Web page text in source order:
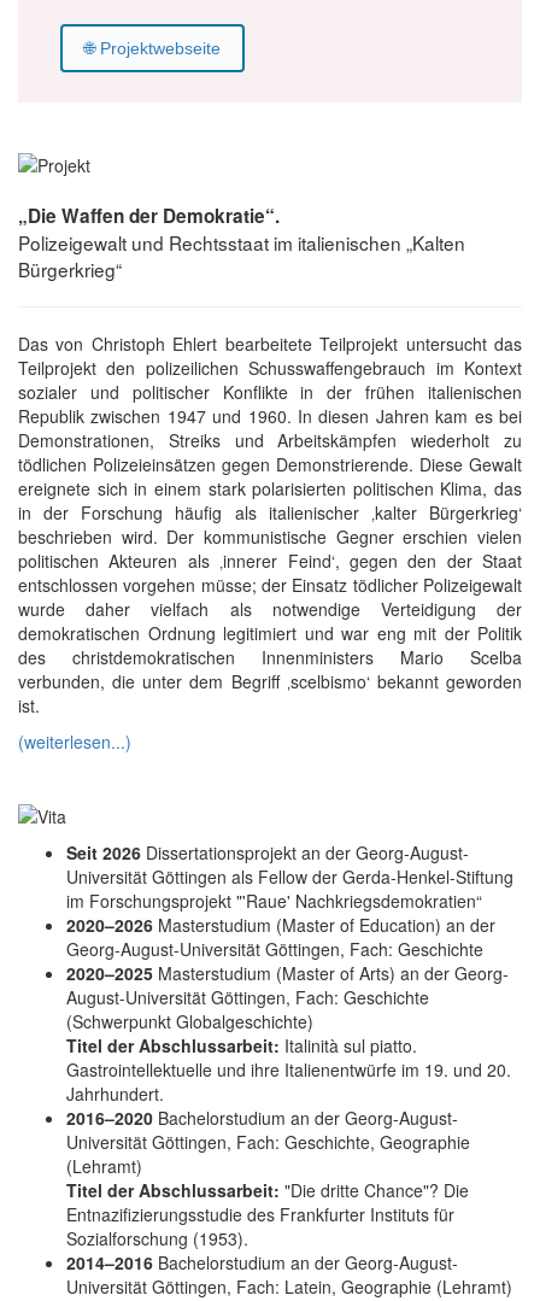
🌐 Projektwebseite
„Die Waffen der Demokratie“.
Polizeigewalt und Rechtsstaat im italienischen „Kalten
Bürgerkrieg“
Das von Christoph Ehlert bearbeitete Teilprojekt untersucht das
Teilprojekt den polizeilichen Schusswaffengebrauch im Kontext
sozialer und politischer Konflikte in der frühen italienischen
Republik zwischen 1947 und 1960. In diesen Jahren kam es bei
Demonstrationen, Streiks und Arbeitskämpfen wiederholt zu
tödlichen Polizeieinsätzen gegen Demonstrierende. Diese Gewalt
ereignete sich in einem stark polarisierten politischen Klima, das
in der Forschung häufig als italienischer ‚kalter Bürgerkrieg‘
beschrieben wird. Der kommunistische Gegner erschien vielen
politischen Akteuren als ‚innerer Feind‘, gegen den der Staat
entschlossen vorgehen müsse; der Einsatz tödlicher Polizeigewalt
wurde daher vielfach als notwendige Verteidigung der
demokratischen Ordnung legitimiert und war eng mit der Politik
des christdemokratischen Innenministers Mario Scelba
verbunden, die unter dem Begriff ‚scelbismo‘ bekannt geworden
ist.
(weiterlesen...)
Seit 2026 Dissertationsprojekt an der Georg-August-
Universität Göttingen als Fellow der Gerda-Henkel-Stiftung
im Forschungsprojekt "'Raue' Nachkriegsdemokratien“
2020–2026 Masterstudium (Master of Education) an der
Georg-August-Universität Göttingen, Fach: Geschichte
2020–2025 Masterstudium (Master of Arts) an der Georg-
August-Universität Göttingen, Fach: Geschichte
(Schwerpunkt Globalgeschichte)
Titel der Abschlussarbeit: Italinità sul piatto.
Gastrointellektuelle und ihre Italienentwürfe im 19. und 20.
Jahrhundert.
2016–2020 Bachelorstudium an der Georg-August-
Universität Göttingen, Fach: Geschichte, Geographie
(Lehramt)
Titel der Abschlussarbeit: "Die dritte Chance"? Die
Entnazifizierungsstudie des Frankfurter Instituts für
Sozialforschung (1953).
2014–2016 Bachelorstudium an der Georg-August-
Universität Göttingen, Fach: Latein, Geographie (Lehramt)